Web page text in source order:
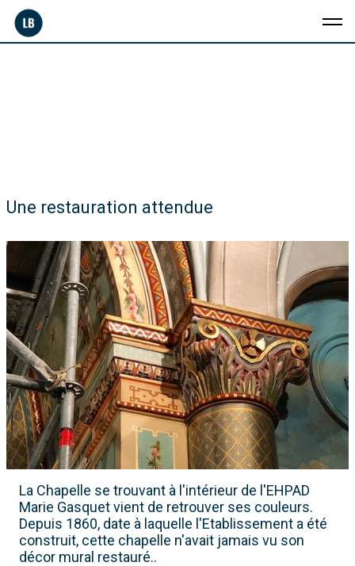
Une restauration attendue
La Chapelle se trouvant à l'intérieur de l'EHPAD
Marie Gasquet vient de retrouver ses couleurs.
Depuis 1860, date à laquelle l'Etablissement a été
construit, cette chapelle n'avait jamais vu son
décor mural restauré..